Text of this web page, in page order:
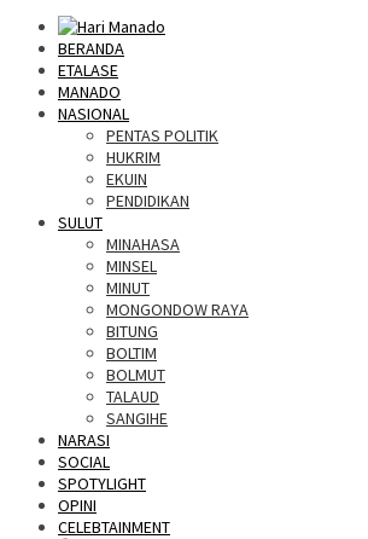
BERANDA
ETALASE
MANADO
NASIONAL
PENTAS POLITIK
HUKRIM
EKUIN
PENDIDIKAN
SULUT
MINAHASA
MINSEL
MINUT
MONGONDOW RAYA
BITUNG
BOLTIM
BOLMUT
TALAUD
SANGIHE
NARASI
SOCIAL
SPOTYLIGHT
OPINI
CELEBTAINMENT